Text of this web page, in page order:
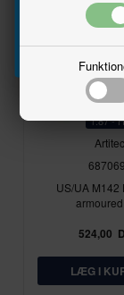
1:87 -
Artitec
US/UA M142
524,00